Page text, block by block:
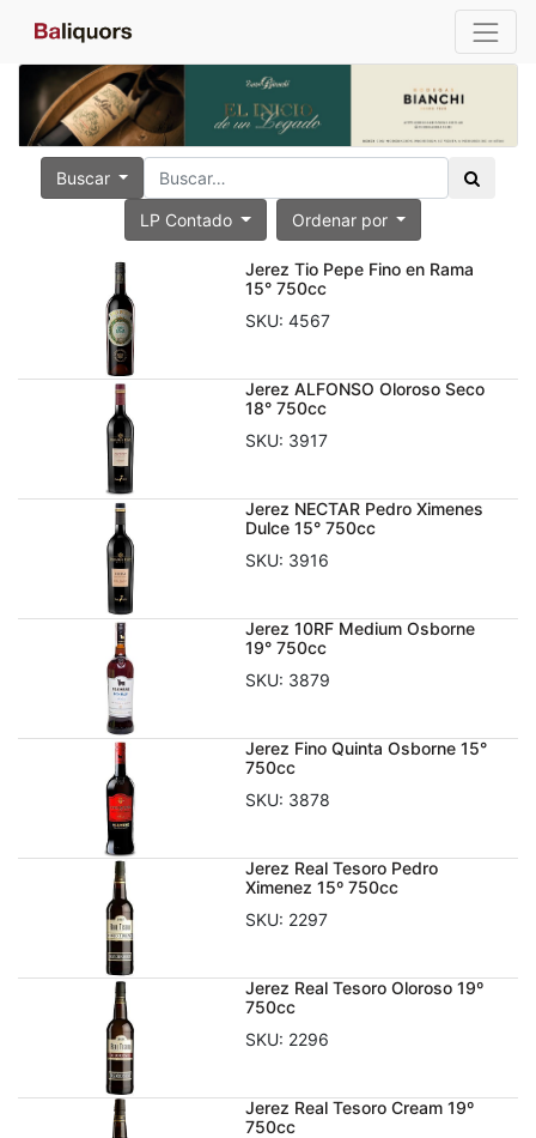
Buscar
LP Contado Ordenar por
Jerez Tio Pepe Fino en Rama
15° 750cc
SKU: 4567
Jerez ALFONSO Oloroso Seco
18° 750cc
SKU: 3917
Jerez NECTAR Pedro Ximenes
Dulce 15° 750cc
SKU: 3916
Jerez 10RF Medium Osborne
19° 750cc
SKU: 3879
Jerez Fino Quinta Osborne 15°
750cc
SKU: 3878
Jerez Real Tesoro Pedro
Ximenez 15º 750cc
SKU: 2297
Jerez Real Tesoro Oloroso 19º
750cc
SKU: 2296
Jerez Real Tesoro Cream 19º
750cc